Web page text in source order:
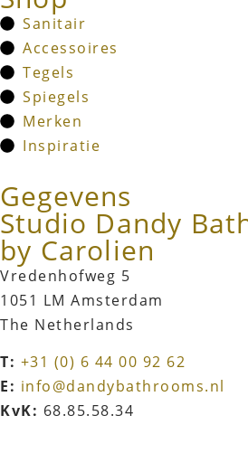
Sanitair
Accessoires
Tegels
Spiegels
Merken
Inspiratie
Gegevens
Studio Dandy
by Carolien
Vredenhofweg 5
1051 LM Amsterdam
The Netherlands
T: +31 (0) 6 44 00 92 62
E: info@dandybathrooms.nl
KvK: 68.85.58.34